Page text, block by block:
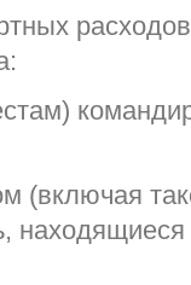
(включая
находящиеся